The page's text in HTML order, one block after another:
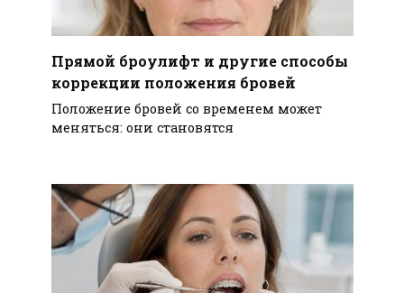
Прямой броулифт и другие способы
коррекции положения бровей
Положение бровей со временем может
меняться: они становятся